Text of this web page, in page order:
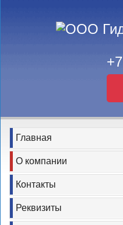
Главная
О компании
Контакты
Реквизиты